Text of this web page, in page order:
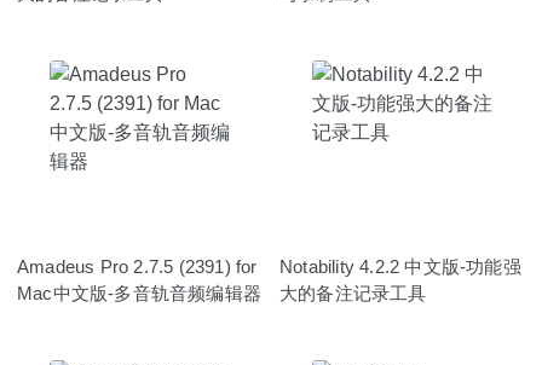
Amadeus Pro 2.7.5 (2391) for
Mac中文版-多音轨音频编辑器
Notability 4.2.2 中文版-功能强
大的备注记录工具